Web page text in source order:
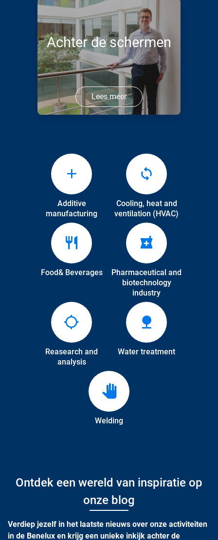
Achter de schermen
Lees meer
Additive
manufacturing
Cooling, heat and
ventilation (HVAC)
Food& Beverages
Pharmaceutical and
biotechnology
industry
Reasearch and
analysis
Water treatment
Welding
Ontdek een wereld van inspiratie op
onze blog
Verdiep jezelf in het laatste nieuws over onze activiteiten
in de Benelux en krijg een unieke inkijk achter de